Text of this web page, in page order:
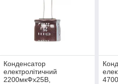
Конденсатор
електролітичний
2200мкФx25В,